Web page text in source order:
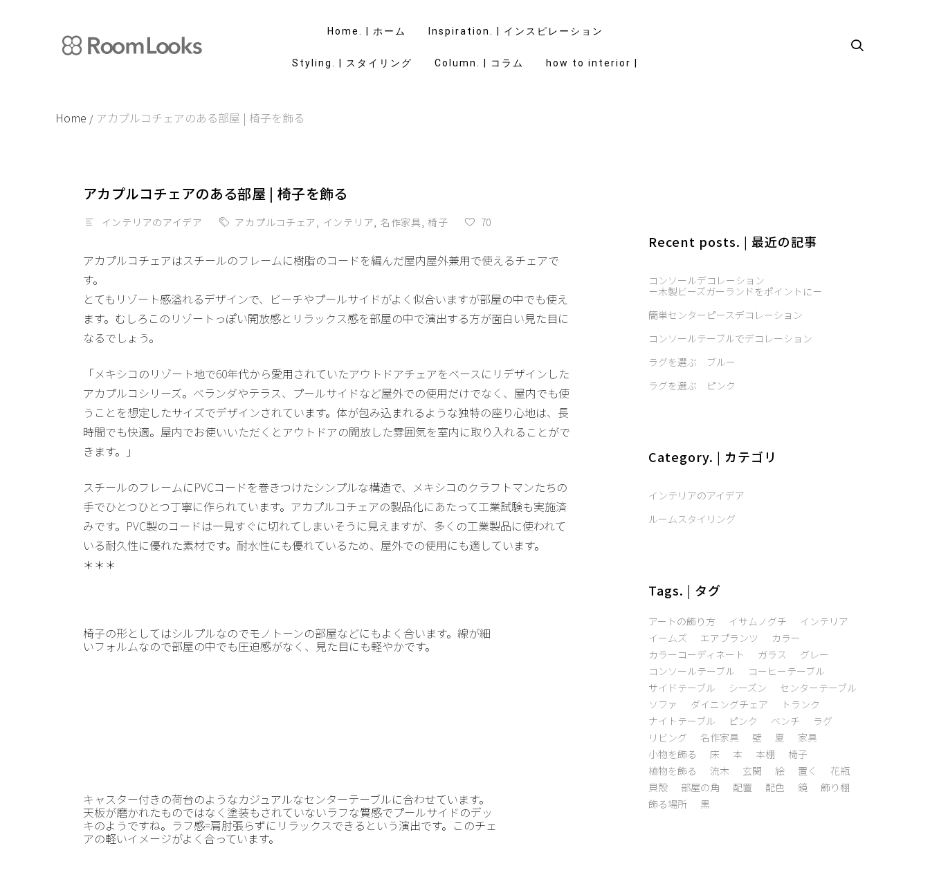
Home. | ホーム Inspiration. | インスピレーション
Styling. | スタイリング Column. | コラム how to interior |
Home / アカプルコチェアのある部屋 | 椅子を飾る
アカプルコチェアのある部屋 | 椅子を飾る
インテリアのアイデア アカプルコチェア, インテリア, 名作家具, 椅子 70
アカプルコチェアはスチールのフレームに樹脂のコードを編んだ屋内屋外兼用で使えるチェアで
す。
とてもリゾート感溢れるデザインで、ビーチやプールサイドがよく似合いますが部屋の中でも使え
ます。むしろこのリゾートっぽい開放感とリラックス感を部屋の中で演出する方が面白い見た目に
なるでしょう。
メキシコのリゾート地で60年代から愛用されていたアウトドアチェアをベースにリデザインした
アカプルコシリーズ。ベランダやテラス、プールサイドなど屋外での使用だけでなく、屋内でも使
うことを想定したサイズでデザインされています。体が包み込まれるような独特の座り心地は、長
時間でも快適。屋内でお使いいただくとアウトドアの開放した雰囲気を室内に取り入れることがで
きます。
スチールのフレームにPVCコードを巻きつけたシンプルな構造で、メキシコのクラフトマンたちの
手でひとつひとつ丁寧に作られています。アカプルコチェアの製品化にあたって工業試験も実施済
みです。PVC製のコードは一見すぐに切れてしまいそうに見えますが、多くの工業製品に使われて
いる耐久性に優れた素材です。耐水性にも優れているため、屋外での使用にも適しています。
＊＊＊
椅子の形としてはシルプルなのでモノトーンの部屋などにもよく合います。線が細
いフォルムなので部屋の中でも圧迫感がなく、見た目にも軽やかです。
キャスター付きの荷台のようなカジュアルなセンターテーブルに合わせています。
天板が磨かれたものではなく塗装もされていないラフな質感でプールサイドのデッ
キのようですね。ラフ感=肩肘張らずにリラックスできるという演出です。このチェ
アの軽いイメージがよく合っています。
Recent posts. | 最近の記事
コンソールデコレーション
－木製ビーズガーランドをポイントに－
簡単センターピースデコレーション
コンソールテーブルでデコレーション
ラグを選ぶ ブルー
ラグを選ぶ ピンク
Category. | カテゴリ
インテリアのアイデア
ルームスタイリング
Tags. | タグ
アートの飾り方 イサムノグチ
インテリア
イームズ
エアプランツ
カラー
カラーコーディネート
ガラス
グレー
コンソールテーブル
コーヒーテーブル
サイドテーブル
シーズン
センターテーブル
ソファ
ダイニングチェア
トランク
ナイトテーブル
ピンク ベンチ
ラグ
リビング
名作家具 壁 夏
家具
小物を飾る
床 本 本棚
椅子
植物を飾る
流木 玄関 絵 置く
花瓶
貝殻
部屋の角 配置 配色 鏡
飾り棚
飾る場所
黒